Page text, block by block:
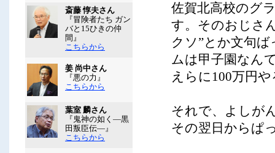
斎藤 惇夫さん
『冒険者たち ガン
バと15ひきの仲
間』
こちらから
姜 尚中さん
『悪の力』
こちらから
葉室 麟さん
『鬼神の如く―黒
田叛臣伝―』
こちらから
佐賀北高校のグ
す。そのおじさ
クソ”とか文句
ムは甲子園なん
えらに100万円
それで、よしが
その翌日からぱ